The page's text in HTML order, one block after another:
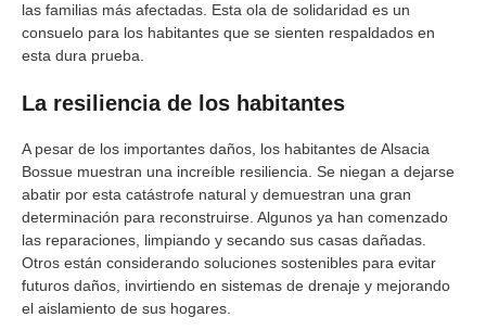
las familias más afectadas. Esta ola de solidaridad es un
consuelo para los habitantes que se sienten respaldados en
esta dura prueba.
La resiliencia de los habitantes
A pesar de los importantes daños, los habitantes de Alsacia
Bossue muestran una increíble resiliencia. Se niegan a dejarse
abatir por esta catástrofe natural y demuestran una gran
determinación para reconstruirse. Algunos ya han comenzado
las reparaciones, limpiando y secando sus casas dañadas.
Otros están considerando soluciones sostenibles para evitar
futuros daños, invirtiendo en sistemas de drenaje y mejorando
el aislamiento de sus hogares.